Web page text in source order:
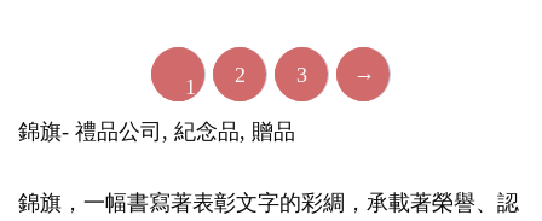
1 2 3 →
錦旗- 禮品公司, 紀念品, 贈品
錦旗，一幅書寫著表彰文字的彩綢，承載著榮譽、認